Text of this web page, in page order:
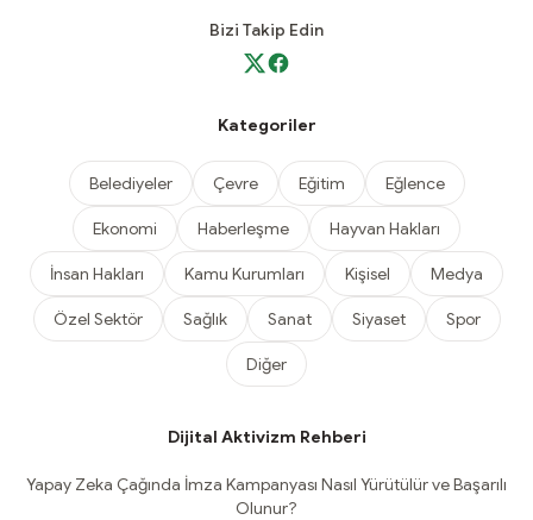
Bizi Takip Edin
Kategoriler
Belediyeler Çevre Eğitim Eğlence
Ekonomi Haberleşme Hayvan Hakları
İnsan Hakları Kamu Kurumları Kişisel Medya
Özel Sektör Sağlık Sanat Siyaset Spor
Diğer
Dijital Aktivizm Rehberi
Yapay Zeka Çağında İmza Kampanyası Nasıl Yürütülür ve Başarılı
Olunur?